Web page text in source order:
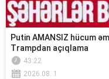
Putin AMANSIZ hücum
Trampdan açıqlama
43:22
2026.08. 1